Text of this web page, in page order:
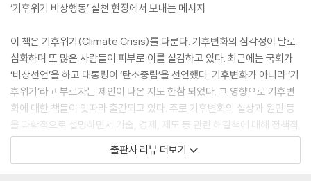
‘기후위기 비상행동’ 실천 현장에서 보내는 메시지
이 책은 기후위기(Climate Crisis)를 다룬다. 기후변화의 심각성이 날로
심화하며 또 많은 사람들이 피부로 이를 실감하고 있다. 최근에는 국회가
‘비상선언’을 하고 대통령이 ‘탄소중립’을 선언했다. 기후변화가 아니라 ‘기
후위기’라고 부르자는 제안이 나온 지도 한참 되었다. 그 영향으로 기후변
화에 대한 책들이 잇따라 출간되고 있다. 주로 기후변화의 실상과 원인 등
을 과학적으로 설명하면서 기술, 경제, 제도 등 관련 해결책에 대해 정책적
으로 논하는 책들이다. 그러나 이 책은 이런 책들과는 사뭇 다르다.
출판사 리뷰 더보기